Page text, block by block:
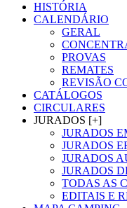
HISTÓRIA
CALENDÁRIO
GERAL
PROVAS
REMATES
REVISÃO
CATÁLOGOS
CIRCULARES
JURADOS [+]
JURADOS
JURADOS
JURADOS
JURADOS
TODAS AS
EDITAIS E